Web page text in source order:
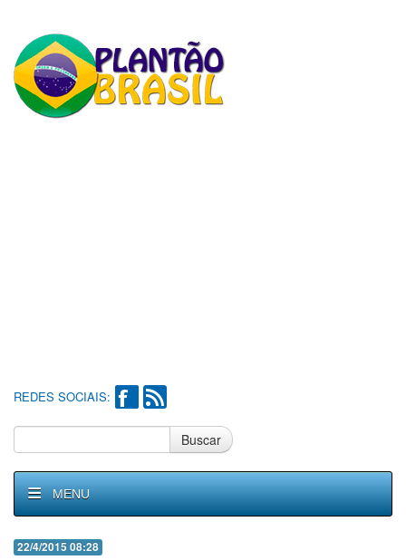
REDES SOCIAIS:
Buscar
MENU
22/4/2015 08:28